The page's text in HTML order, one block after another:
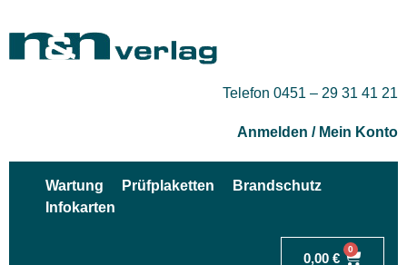
Telefon 0451 – 29 31 41 21
Anmelden / Mein Konto
Wartung Prüfplaketten
Brandschutz
Infokarten
0,00 €
0